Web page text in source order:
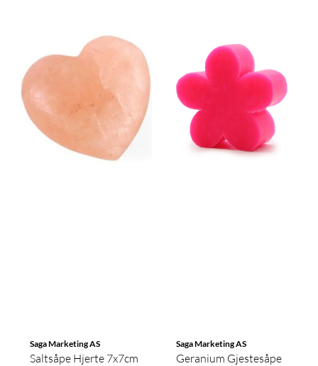
Saga Marketing AS
Saltsåpe Hjerte 7x7cm
Saga Marketing AS
Geranium Gjestesåpe